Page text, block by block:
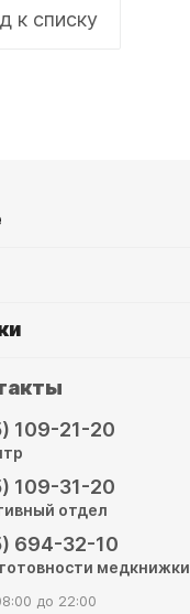
к списку
109-21-20
109-31-20
отдел
694-32-10
медкнижки
до 22:00